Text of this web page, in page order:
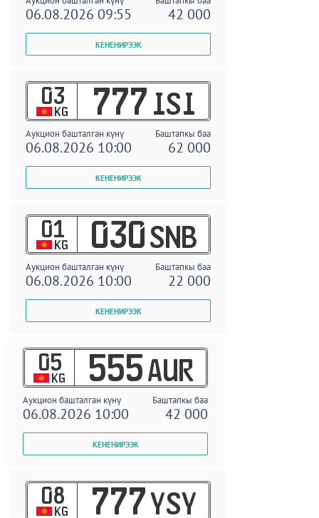
06.08.2026 09:55 42 000
03
KG 777 ISI
Аукцион башталган күнү Баштапкы баа
06.08.2026 10:00 62 000
01
KG 030 SNB
Аукцион башталган күнү Баштапкы баа
06.08.2026 10:00 22 000
05
KG 555 AUR
Аукцион башталган күнү Баштапкы баа
06.08.2026 10:00 42 000
08
KG 777 YSY